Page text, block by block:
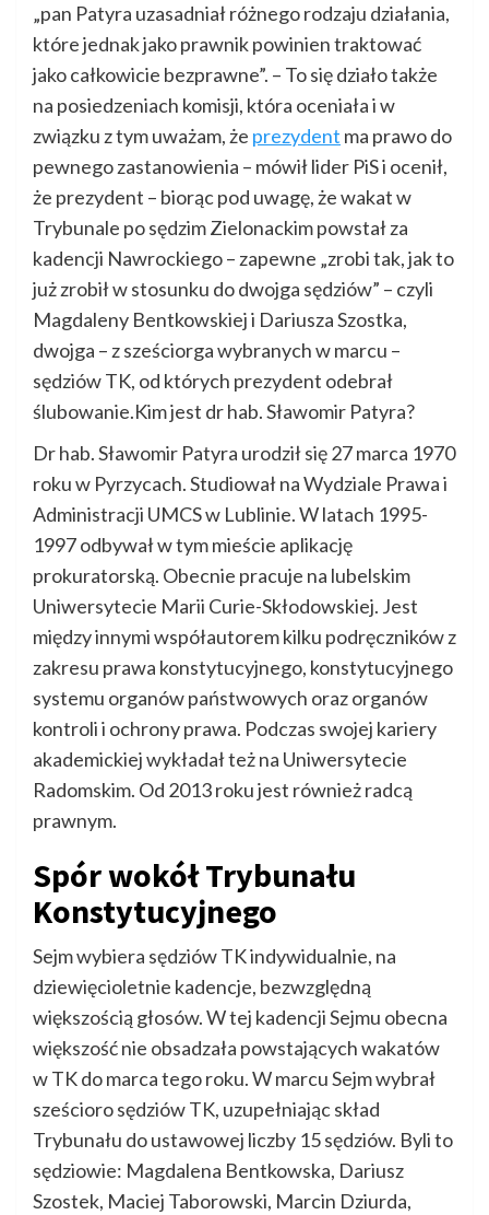
„pan Patyra uzasadniał różnego rodzaju działania,
które jednak jako prawnik powinien traktować
jako całkowicie bezprawne”. – To się działo także
na posiedzeniach komisji, która oceniała i w
związku z tym uważam, że prezydent ma prawo do
pewnego zastanowienia – mówił lider PiS i ocenił,
że prezydent – biorąc pod uwagę, że wakat w
Trybunale po sędzim Zielonackim powstał za
kadencji Nawrockiego – zapewne „zrobi tak, jak to
już zrobił w stosunku do dwojga sędziów” – czyli
Magdaleny Bentkowskiej i Dariusza Szostka,
dwojga – z sześciorga wybranych w marcu –
sędziów TK, od których prezydent odebrał
ślubowanie.Kim jest dr hab. Sławomir Patyra?
Dr hab. Sławomir Patyra urodził się 27 marca 1970
roku w Pyrzycach. Studiował na Wydziale Prawa i
Administracji UMCS w Lublinie. W latach 1995-
1997 odbywał w tym mieście aplikację
prokuratorską. Obecnie pracuje na lubelskim
Uniwersytecie Marii Curie-Skłodowskiej. Jest
między innymi współautorem kilku podręczników z
zakresu prawa konstytucyjnego, konstytucyjnego
systemu organów państwowych oraz organów
kontroli i ochrony prawa. Podczas swojej kariery
akademickiej wykładał też na Uniwersytecie
Radomskim. Od 2013 roku jest również radcą
prawnym.
Spór wokół Trybunału
Konstytucyjnego
Sejm wybiera sędziów TK indywidualnie, na
dziewięcioletnie kadencje, bezwzględną
większością głosów. W tej kadencji Sejmu obecna
większość nie obsadzała powstających wakatów
w TK do marca tego roku. W marcu Sejm wybrał
sześcioro sędziów TK, uzupełniając skład
Trybunału do ustawowej liczby 15 sędziów. Byli to
sędziowie: Magdalena Bentkowska, Dariusz
Szostek, Maciej Taborowski, Marcin Dziurda,